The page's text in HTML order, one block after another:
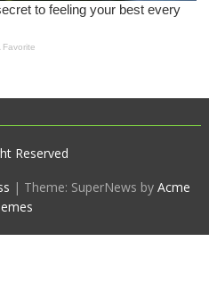
Reserved
| Theme: SuperNews byAcme